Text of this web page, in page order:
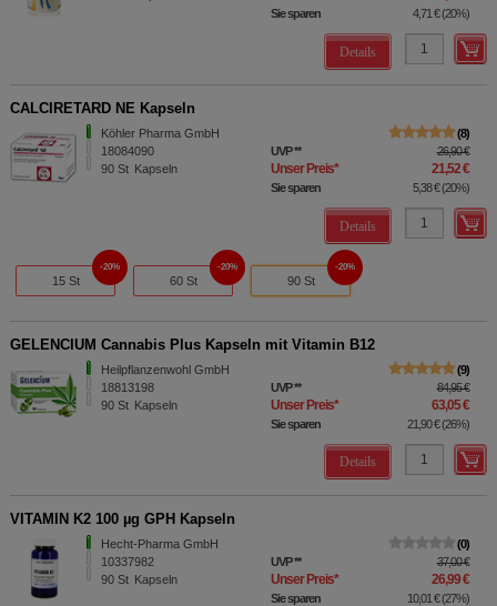
Sie sparen 4,71 €(20%)
Details
CALCIRETARD NE Kapseln
Köhler Pharma GmbH
18084090
90 St Kapseln
8
UVP** 26,90 €
Unser Preis* 21,52 €
Sie sparen 5,38 €(20%)
Details
15 St
20%
60 St
20%
90 St
20%
GELENCIUM Cannabis Plus Kapseln mit Vitamin B12
Heilpflanzenwohl GmbH
18813198
90 St Kapseln
9
UVP** 84,95 €
Unser Preis* 63,05 €
Sie sparen 21,90 €(26%)
Details
VITAMIN K2 100 µg GPH Kapseln
Hecht-Pharma GmbH
10337982
90 St Kapseln
0
UVP** 37,00 €
Unser Preis* 26,99 €
Sie sparen 10,01 €(27%)